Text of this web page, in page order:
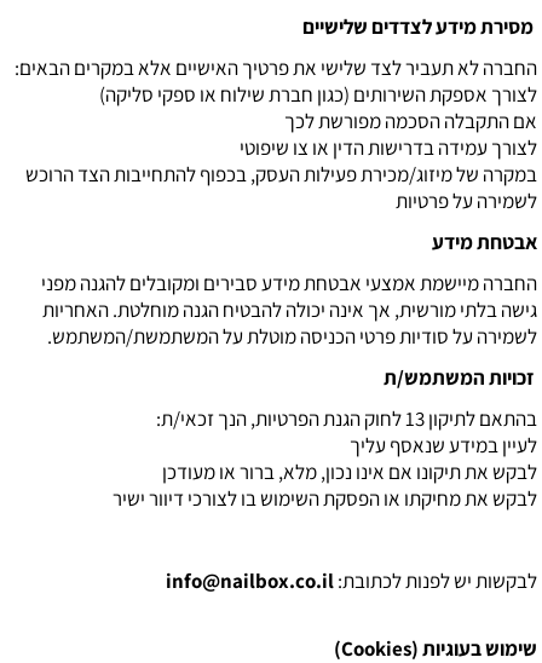
מסירת מידע לצדדים שלישיים
החברה לא תעביר לצד שלישי את פרטיך האישיים אלא במקרים הבאים:
לצורך אספקת השירותים (כגון חברת שילוח או ספקי סליקה)
אם התקבלה הסכמה מפורשת לכך
לצורך עמידה בדרישות הדין או צו שיפוטי
במקרה של מיזוג/מכירת פעילות העסק, בכפוף להתחייבות הצד הרוכש
לשמירה על פרטיות
אבטחת מידע
החברה מיישמת אמצעי אבטחת מידע סבירים ומקובלים להגנה מפני
גישה בלתי מורשית, אך אינה יכולה להבטיח הגנה מוחלטת. האחריות
לשמירה על סודיות פרטי הכניסה מוטלת על המשתמשת/המשתמש.
זכויות המשתמש/ת
בהתאם לתיקון 13 לחוק הגנת הפרטיות, הנך זכאי/ת:
לעיין במידע שנאסף עליך
לבקש את תיקונו אם אינו נכון, מלא, ברור או מעודכן
לבקש את מחיקתו או הפסקת השימוש בו לצורכי דיוור ישיר
לבקשות יש לפנות לכתובת:info@nailbox.co.il
שימוש בעוגיות (Cookies
)